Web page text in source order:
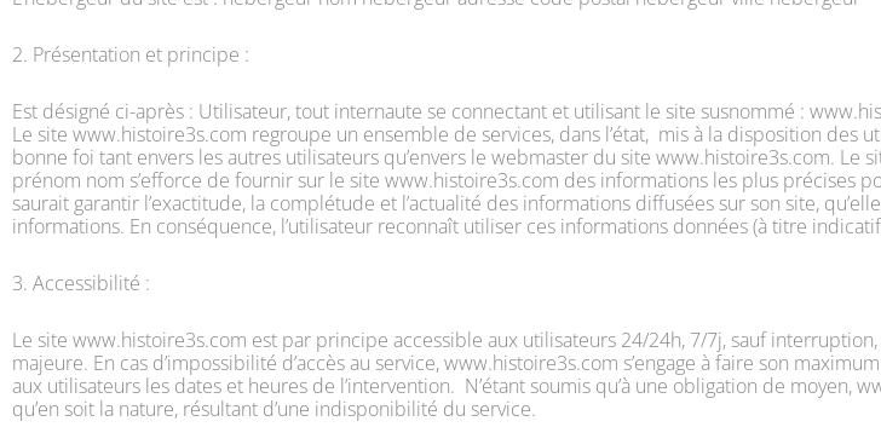
2. Présentation et principe :
Est désigné ci-après : Utilisateur, tout internaute se connectant et utilisant le site susnommé :
Le site www.histoire3s.com regroupe un ensemble de services, dans l’état, mis à la disposition
bonne foi tant envers les autres utilisateurs qu’envers le webmaster du site www.histoire3s.com.
prénom nom s’efforce de fournir sur le site www.histoire3s.com des informations les plus précises
saurait garantir l’exactitude, la complétude et l’actualité des informations diffusées sur son site,
informations. En conséquence, l’utilisateur reconnaît utiliser ces informations données (à titre
3. Accessibilité :
Le site www.histoire3s.com est par principe accessible aux utilisateurs 24/24h, 7/7j, sauf
majeure. En cas d’impossibilité d’accès au service, www.histoire3s.com s’engage à faire son
aux utilisateurs les dates et heures de l’intervention. N’étant soumis qu’à une obligation de
qu’en soit la nature, résultant d’une indisponibilité du service.